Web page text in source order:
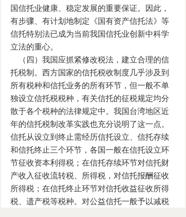
国信托业健康、稳定发展的重要保证。因此，
有步骤、有计划地制定《国有资产信托法》等
信托特别法已成为当前我国信托业创新中科学
立法的重心。
（四）我国应抓紧修改税法，建立合理的信
托税制。西方国家的信托税收制度几乎涉及到
所有税种和信托业务的所有环节，但一般不单
独设立信托税税种，有关信托的征税规定均分
散于各个税种的法律规定中。我国台湾地区近
年的信托税制改革实践也充分说明了这一点。
信托从设立到终止需经历信托设立、信托存续
和信托终止三个环节，各国一般在信托设立环
节征收资本利得税；在信托存续环节对信托财
产收入征收流转税、所得税，对信托报酬征收
所得税；在信托终止环节对信托收益征收所得
税、遗产税等税种。对公益信托一般予以减税